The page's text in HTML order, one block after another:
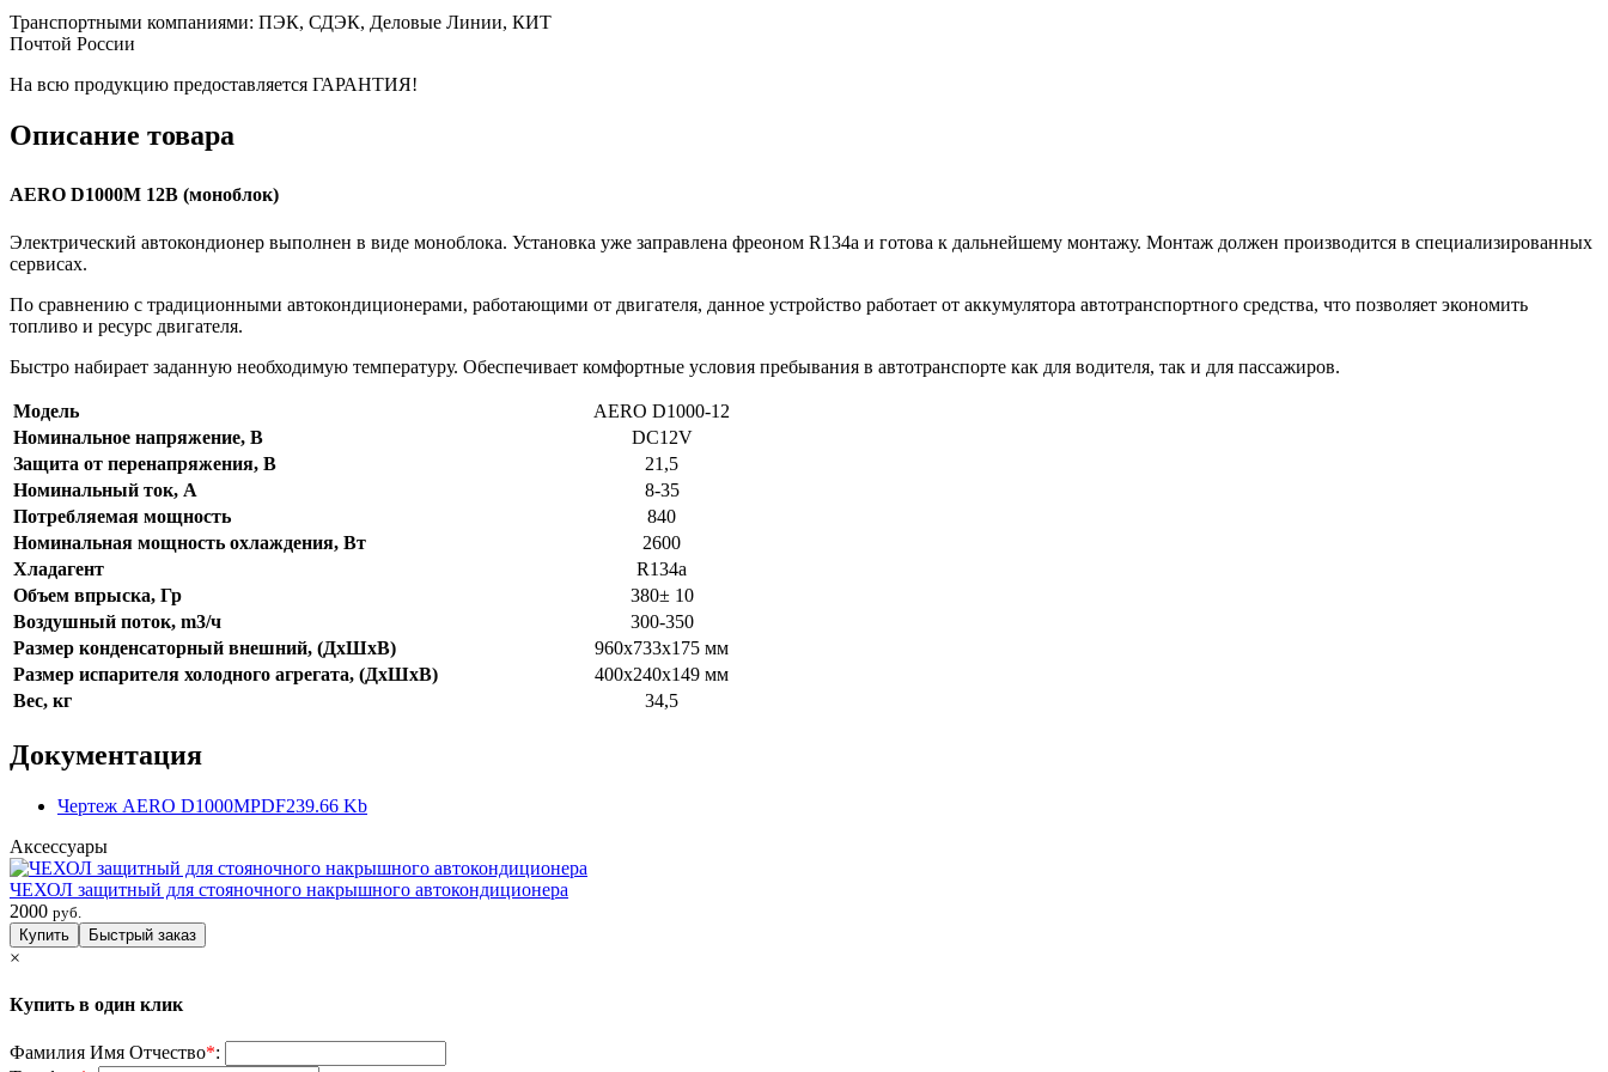
Транспортными компаниями: ПЭК, СДЭК, Деловые Линии, КИТ
Почтой России
На всю продукцию предоставляется ГАРАНТИЯ!
Описание товара
AERO D1000М 12В (моноблок)
Электрический автокондионер выполнен в виде моноблока. Установка уже заправлена фреоном R134a и готова к дальнейшему монтажу. Монтаж должен производится в специализированных
сервисах.
По сравнению с традиционными автокондиционерами, работающими от двигателя, данное устройство работает от аккумулятора автотранспортного средства, что позволяет экономить
топливо и ресурс двигателя.
Быстро набирает заданную необходимую температуру. Обеспечивает комфортные условия пребывания в автотранспорте как для водителя, так и для пассажиров.
Модель
АERO D1000-12
Номинальное напряжение, В
DC12V
Защита от перенапряжения, В
21,5
Номинальный ток, А
8-35
Потребляемая мощность
840
Номинальная мощность охлаждения, Вт
2600
Хладагент
R134a
Объем впрыска, Гр
380± 10
Воздушный поток, m3/ч
300-350
Размер конденсаторный внешний, (ДхШхВ)
960х733х175 мм
Размер испарителя холодного агрегата, (ДхШхВ)
400х240х149 мм
Вес, кг
34,5
Документация
Чертеж AERO D1000МPDF239.66 Kb
Аксессуары
ЧЕХОЛ защитный для стояночного накрышного автокондиционера
2000 руб.
×
Купить в один клик
Фамилия Имя Отчество*: